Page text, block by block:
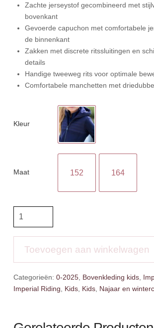
Zachte jerseystof gecombineerd met
bovenkant
Gevoerde capuchon met comfortabele
de binnenkant
Zakken met discrete ritssluitingen en
details
Handige tweeweg rits voor optimale
Comfortabele manchetten met
Kleur
Maat 152 164
BrettToevoegen aan winkelwagen
Categorieën: 0-2025, Bovenkleding kids,
Imperial Riding, Kids, Kids, Najaar en